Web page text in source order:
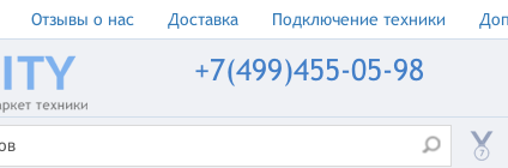
Отзывы о нас Доставка Подключение техники
+7(499)455-05-98